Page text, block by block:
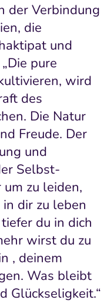
der Verbindung
die
und
pure
wird
des
Die Natur
Freude. Der
und
Selbst-
zu leiden,
dir zu leben
du in dich
wirst du zu
, deinem
Was bleibt
Glückseligkeit.“